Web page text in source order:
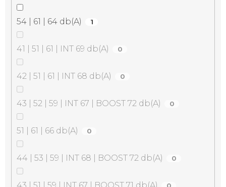
54 | 61 | 64 db(A) 1
41 | 51 | 61 | INT 69 db(A) 0
42 | 51 | 61 | INT 68 db(A) 0
43 | 52 | 59 | INT 67 | BOOST 72 db(A) 0
51 | 61 | 66 db(A) 0
44 | 53 | 59 | INT 68 | BOOST 72 db(A) 0
0